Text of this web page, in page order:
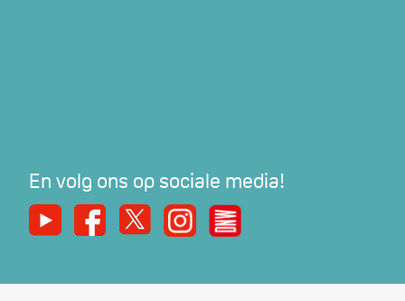
En volg ons op sociale media!
Youtube Facebook
X InstagramDe Nieuwe Werker